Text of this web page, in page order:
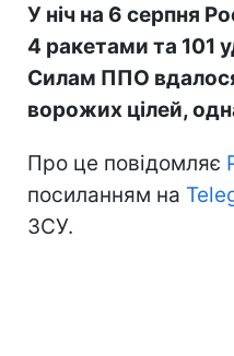
У ніч на 6 серпня
4 ракетами та 101
Силам ППО
ворожих цілей,
Про це повідомляє
посиланням на
ЗСУ.